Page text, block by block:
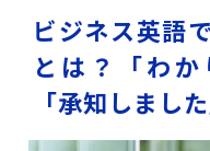
ビジネス英語
とは？「わか
「承知しまし